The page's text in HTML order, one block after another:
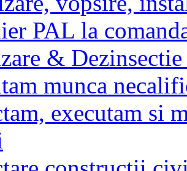
PAL la
&
munca
executam si